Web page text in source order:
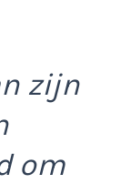
zijn
om